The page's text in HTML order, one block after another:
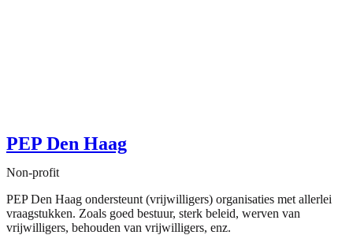
PEP Den Haag
Non-profit
PEP Den Haag ondersteunt (vrijwilligers) organisaties met allerlei
vraagstukken. Zoals goed bestuur, sterk beleid, werven van
vrijwilligers, behouden van vrijwilligers, enz.